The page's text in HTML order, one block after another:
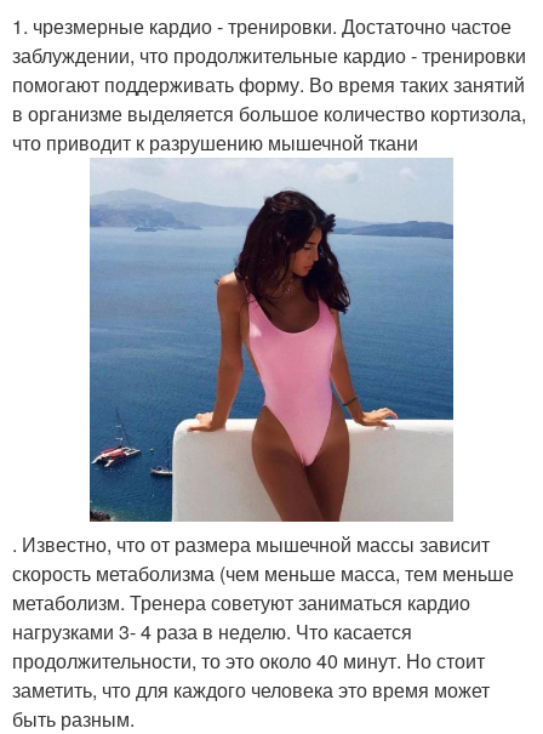
1. чрезмерные кардио - тренировки. Достаточно частое
заблуждении, что продолжительные кардио - тренировки
помогают поддерживать форму. Во время таких занятий
в организме выделяется большое количество кортизола,
что приводит к разрушению мышечной ткани
. Известно, что от размера мышечной массы зависит
скорость метаболизма (чем меньше масса, тем меньше
метаболизм. Тренера советуют заниматься кардио
нагрузками 3- 4 раза в неделю. Что касается
продолжительности, то это около 40 минут. Но стоит
заметить, что для каждого человека это время может
быть разным.